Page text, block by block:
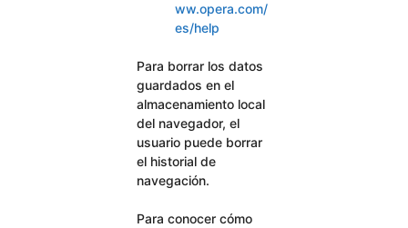
ww.opera.com/
es/help
Para borrar los datos
guardados en el
almacenamiento local
del navegador, el
usuario puede borrar
el historial de
navegación.
Para conocer cómo